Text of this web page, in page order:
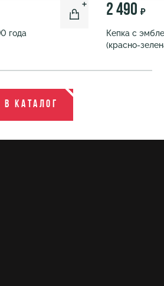
года
2 490 ₽
Кепка с
(красно-
В каталог